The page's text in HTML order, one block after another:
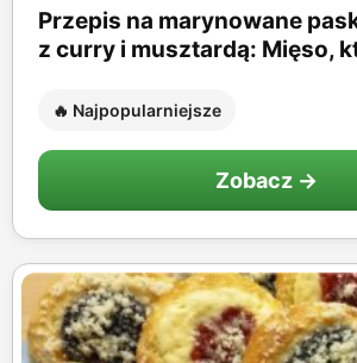
Przepis na marynowane
z curry i musztardą: Mięso,
🔥 Najpopularniejsze
Zobacz →